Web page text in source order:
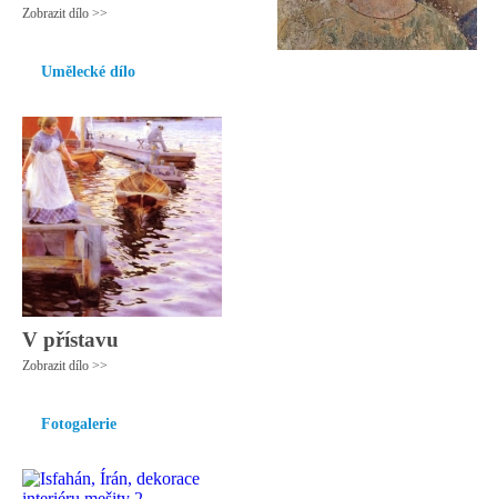
Zobrazit dílo >>
Umělecké dílo
V přístavu
Zobrazit dílo >>
Fotogalerie